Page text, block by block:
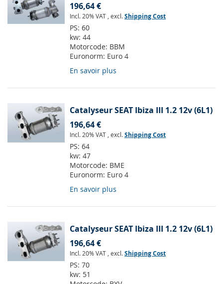
196,64 €
Incl. 20% VAT , excl.Shipping Cost
PS: 60
kw: 44
Motorcode: BBM
Euronorm: Euro 4
En savoir plus
Catalyseur SEAT Ibiza III 1.2 12v (6L1)
196,64 €
Incl. 20% VAT , excl.Shipping Cost
PS: 64
kw: 47
Motorcode: BME
Euronorm: Euro 4
En savoir plus
Catalyseur SEAT Ibiza III 1.2 12v (6L1)
196,64 €
Incl. 20% VAT , excl.Shipping Cost
PS: 70
kw: 51